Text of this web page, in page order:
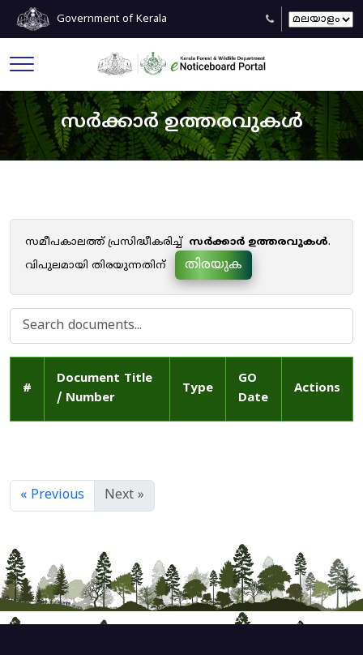
Government of Kerala
സർക്കാർ ഉത്തരവുകൾ
സമീപകാലത്ത് പ്രസിദ്ധീകരിച്ച് സർക്കാർ ഉത്തരവുകൾ.
വിപുലമായി തിരയുന്നതിന്
തിരയുക
#
Document Title
/ Number
Type
GO
Date
Actions
« Previous Next »